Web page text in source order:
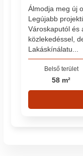
Álmodja meg új
Legújabb
Városkaputól és
közlekedéssel,
Lakáskínálatu...
Belső terület
58 m²